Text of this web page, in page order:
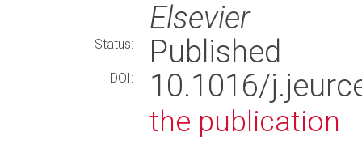
Elsevier
Status: Published
DOI: 10.1016/
the publication